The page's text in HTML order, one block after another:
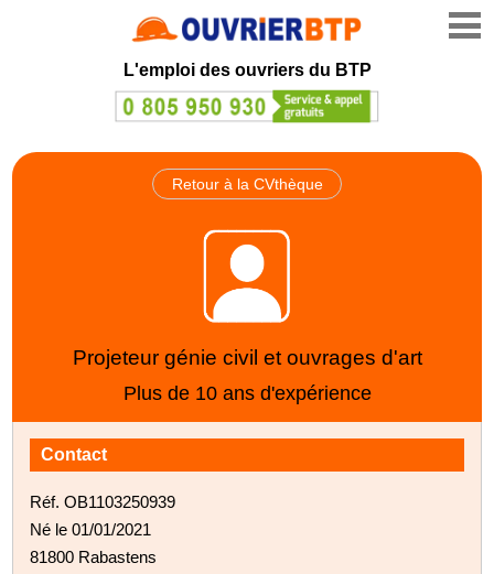
L'emploi des ouvriers du BTP
Retour à la CVthèque
Projeteur génie civil et ouvrages d'art
Plus de 10 ans d'expérience
Contact
Réf. OB1103250939
Né le 01/01/2021
81800 Rabastens